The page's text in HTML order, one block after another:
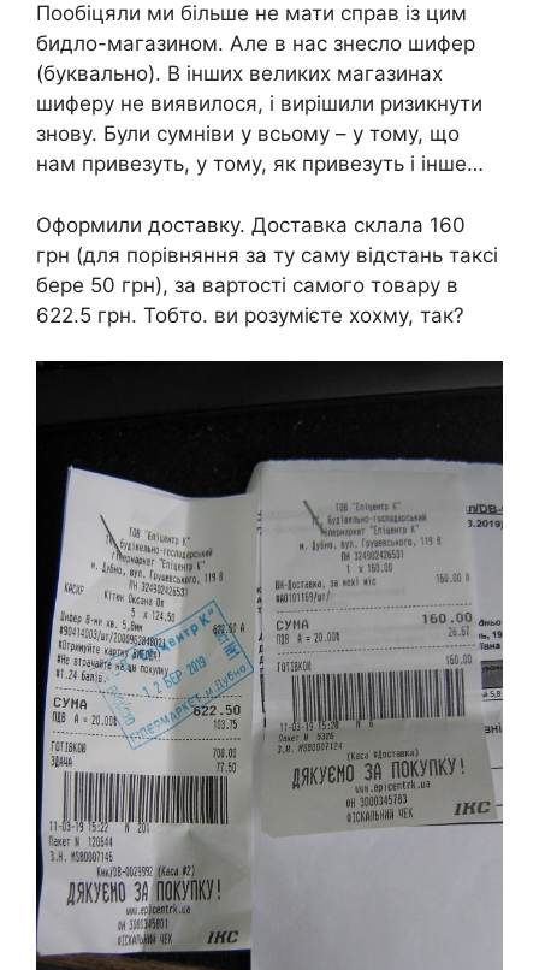
Пообіцяли ми більше не мати справ із цим
бидло-магазином. Але в нас знесло шифер
(буквально). В інших великих магазинах
шиферу не виявилося, і вирішили ризикнути
знову. Були сумніви у всьому – у тому, що
нам привезуть, у тому, як привезуть і інше…
Оформили доставку. Доставка склала 160
грн (для порівняння за ту саму відстань таксі
бере 50 грн), за вартості самого товару в
622.5 грн. Тобто. ви розумієте хохму, так?